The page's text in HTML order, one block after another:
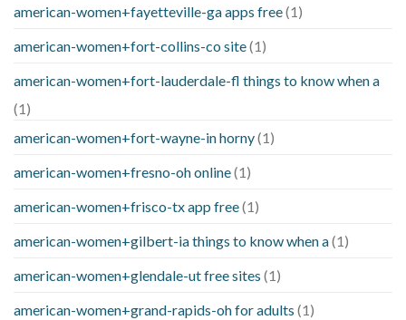
american-women+fayetteville-ga apps free(1)
american-women+fort-collins-co site(1)
american-women+fort-lauderdale-fl things to know when a
(1)
american-women+fort-wayne-in horny(1)
american-women+fresno-oh online(1)
american-women+frisco-tx app free(1)
american-women+gilbert-ia things to know when a(1)
american-women+glendale-ut free sites (1)
american-women+grand-rapids-oh for adults (1)